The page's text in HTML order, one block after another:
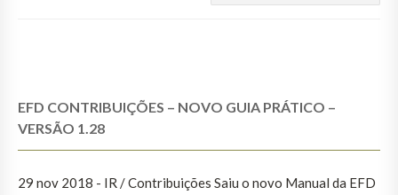
EFD CONTRIBUIÇÕES – NOVO GUIA PRÁTICO –
VERSÃO 1.28
29 nov 2018 - IR / Contribuições Saiu o novo Manual da EFD